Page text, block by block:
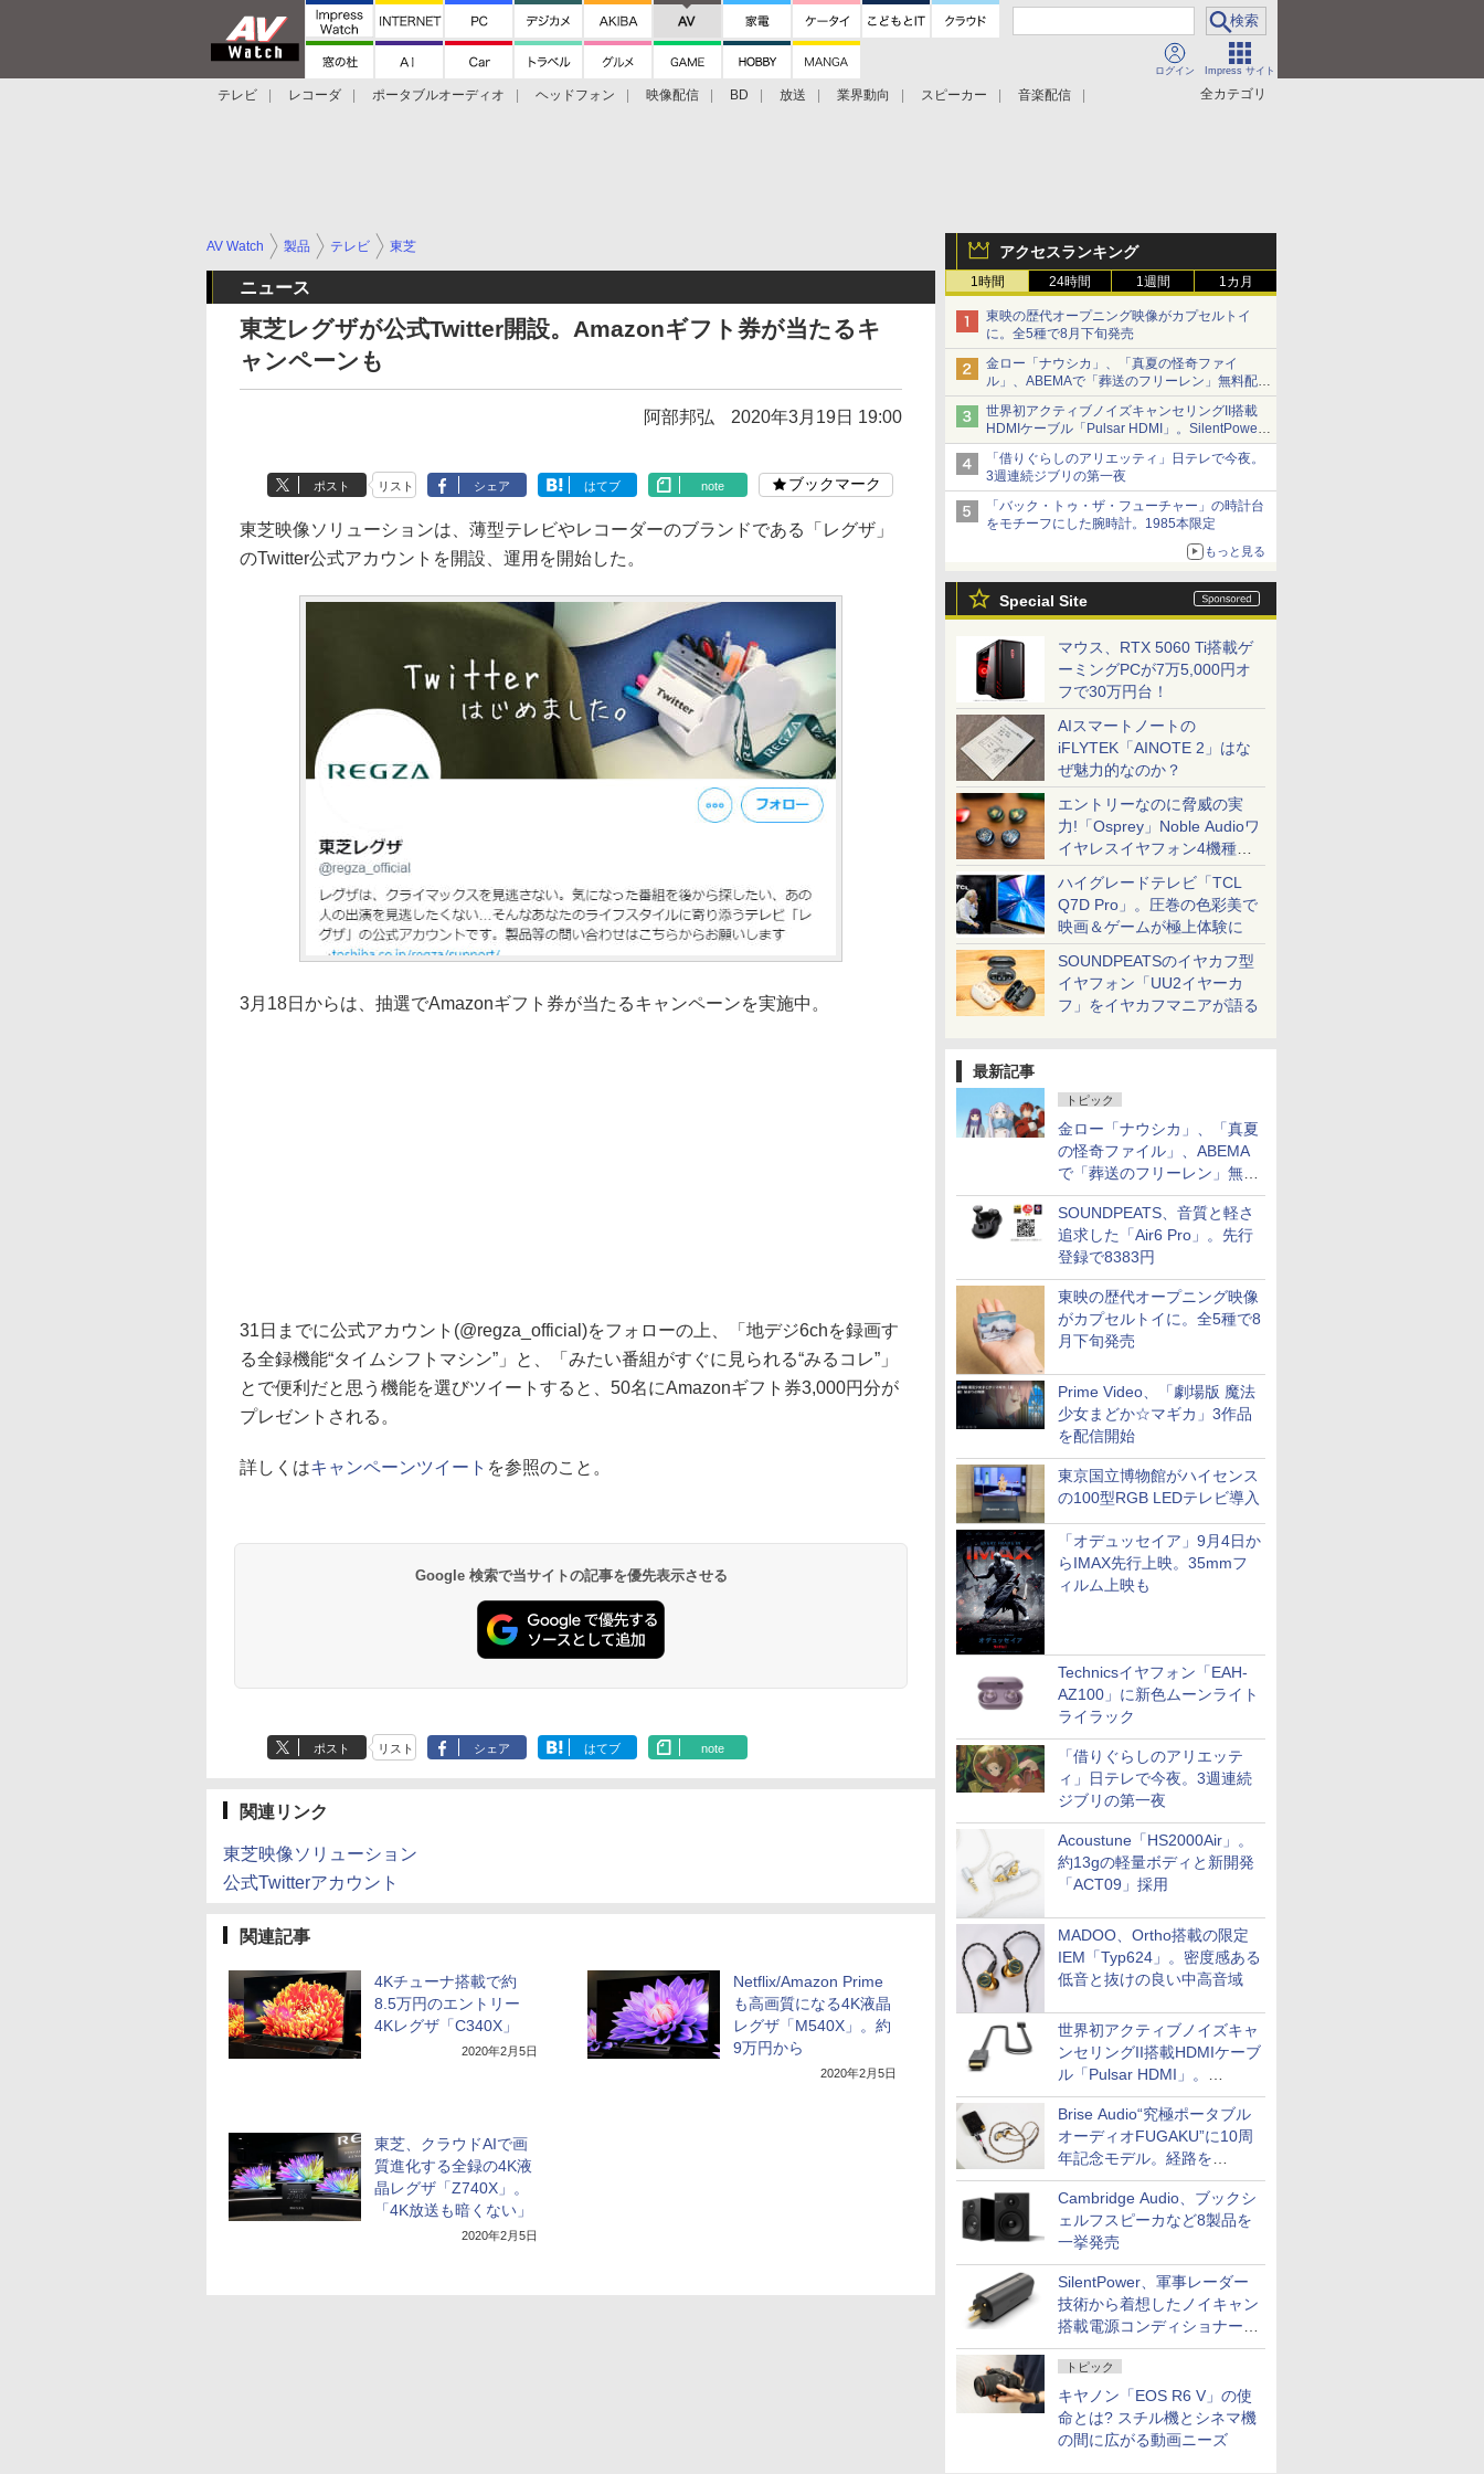
ログイン Impress サイト
全カテゴリ
テレビ レコーダ ポータブルオーディオ ヘッドフォン 映像配信 BD 放送 業界動向 スピーカー
音楽配信
アクセスランキング
1時間 24時間 1週間 1カ月
東映の歴代オープニング映像がカプセルトイ
に。全5種で8月下旬発売
金ロー「ナウシカ」、「真夏の怪奇ファイ
ル」、ABEMAで「葬送のフリーレン」無料配信
など。夏の特番・配信情報
世界初アクティブノイズキャンセリングII搭載
HDMIケーブル「Pulsar HDMI」。SilentPower
から
「借りぐらしのアリエッティ」日テレで今夜。
3週連続ジブリの第一夜
「バック・トゥ・ザ・フューチャー」の時計台
をモチーフにした腕時計。1985本限定
もっと見る
Special Site
マウス、RTX 5060 Ti搭載ゲ
ーミングPCが7万5,000円オ
フで30万円台！
AIスマートノートの
iFLYTEK「AINOTE 2」はな
ぜ魅力的なのか？
エントリーなのに脅威の実
力!「Osprey」Noble Audioワ
イヤレスイヤフォン4機種を
一気に聴く
ハイグレードテレビ「TCL
Q7D Pro」。圧巻の色彩美で
映画＆ゲームが極上体験に
SOUNDPEATSのイヤカフ型
イヤフォン「UU2イヤーカ
フ」をイヤカフマニアが語る
最新記事
トピック
金ロー「ナウシカ」、「真夏
の怪奇ファイル」、ABEMA
で「葬送のフリーレン」無料
配信など。夏の特番・配信情
報
SOUNDPEATS、音質と軽さ
追求した「Air6 Pro」。先行
登録で8383円
東映の歴代オープニング映像
がカプセルトイに。全5種で8
月下旬発売
Prime Video、「劇場版 魔法
少女まどか☆マギカ」3作品
を配信開始
東京国立博物館がハイセンス
の100型RGB LEDテレビ導入
「オデュッセイア」9月4日か
らIMAX先行上映。35mmフ
ィルム上映も
Technicsイヤフォン「EAH-
AZ100」に新色ムーンライト
ライラック
「借りぐらしのアリエッテ
ィ」日テレで今夜。3週連続
ジブリの第一夜
Acoustune「HS2000Air」。
約13gの軽量ボディと新開発
「ACT09」採用
MADOO、Ortho搭載の限定
IEM「Typ624」。密度感ある
低音と抜けの良い中高音域
世界初アクティブノイズキャ
ンセリングII搭載HDMIケーブ
ル「Pulsar HDMI」。
SilentPowerから
Brise Audio“究極ポータブル
オーディオFUGAKU”に10周
年記念モデル。経路を
NISHIKIで統一。400万円
Cambridge Audio、ブックシ
ェルフスピーカなど8製品を
一挙発売
SilentPower、軍事レーダー
技術から着想したノイキャン
搭載電源コンディショナー
「AC iPurifier2」
トピック
キヤノン「EOS R6 V」の使
命とは? スチル機とシネマ機
の間に広がる動画ニーズ
AV Watch 製品 テレビ 東芝
ニュース
東芝レグザが公式Twitter開設。Amazonギフト券が当たるキ
ャンペーンも
阿部邦弘 2020年3月19日 19:00
ポスト リスト シェア はてブ note ブックマーク
東芝映像ソリューションは、薄型テレビやレコーダーのブランドである「レグザ」
のTwitter公式アカウントを開設、運用を開始した。
3月18日からは、抽選でAmazonギフト券が当たるキャンペーンを実施中。
31日までに公式アカウント(@regza_official)をフォローの上、「地デジ6chを録画す
る全録機能“タイムシフトマシン”」と、「みたい番組がすぐに見られる“みるコレ”」
とで便利だと思う機能を選びツイートすると、50名にAmazonギフト券3,000円分が
プレゼントされる。
詳しくはキャンペーンツイート を参照のこと。
Google 検索で当サイトの記事を優先表示させる
ポスト リスト シェア はてブ note
関連リンク
東芝映像ソリューション
公式Twitterアカウント
関連記事
4Kチューナ搭載で約
8.5万円のエントリー
4Kレグザ「C340X」
2020年2月5日
Netflix/Amazon Prime
も高画質になる4K液晶
レグザ「M540X」。約
9万円から
2020年2月5日
東芝、クラウドAIで画
質進化する全録の4K液
晶レグザ「Z740X」。
「4K放送も暗くない」
2020年2月5日